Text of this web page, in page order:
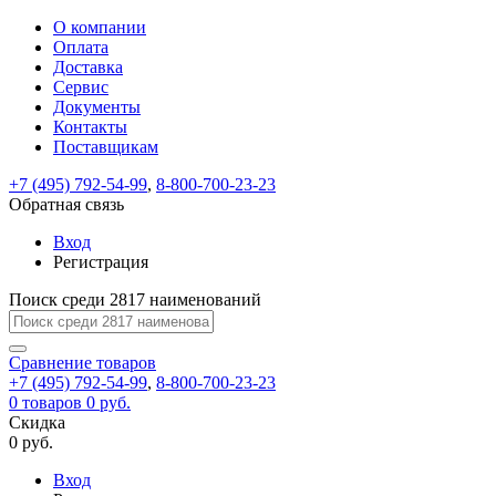
ВходРегистрация
Только
test@example.com
отправлена
по
ней
для
регистрации.
Ок
Только
Запомнить
меня
Забыли
Восстановление
пароля
Заполните
форму.
Мы
отправим
ссылку
на
указанный
электронный
адрес,
перейдя
по
которой
вы
новый
На
вашу
test@test.ru
отправлена
ссылка.
Перейдите
по
для
смены
пароля.
Введите
новый
пароль
Сменить
Пароль
успешно
Войти
Обратная
связь
Сообщение
пользовательского
соглашения
Ваше
сообщение
успешно
О компании
Оплата
Доставка
Сервис
Документы
Контакты
Поставщикам
+7 (495) 792-54-99, 8-800-700-23-23
Обратная связь
Вход
Регистрация
Поиск среди 2817 наименований
Сравнение товаров
+7 (495) 792-54-99, 8-800-700-23-23
0 товаров 0 руб.
Скидка
0 руб.
Вход